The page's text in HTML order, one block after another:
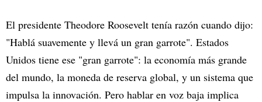
El presidente Theodore Roosevelt tenía razón cuando dijo:
"Hablá suavemente y llevá un gran garrote". Estados
Unidos tiene ese "gran garrote": la economía más grande
del mundo, la moneda de reserva global, y un sistema que
impulsa la innovación. Pero hablar en voz baja implica